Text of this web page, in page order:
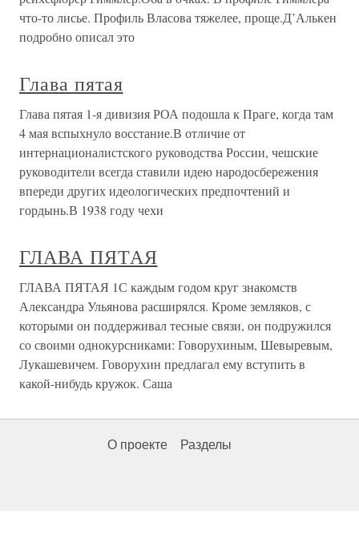
что-то лисье. Профиль Власова тяжелее, проще.Д’Алькен
подробно описал это
Глава пятая
Глава пятая 1-я дивизия РОА подошла к Праге, когда там
4 мая вспыхнуло восстание.В отличие от
интернационалистского руководства России, чешские
руководители всегда ставили идею народосбережения
впереди других идеологических предпочтений и
гордынь.В 1938 году чехи
ГЛАВА ПЯТАЯ
ГЛАВА ПЯТАЯ 1С каждым годом круг знакомств
Александра Ульянова расширялся. Кроме земляков, с
которыми он поддерживал тесные связи, он подружился
со своими однокурсниками: Говорухиным, Шевыревым,
Лукашевичем. Говорухин предлагал ему вступить в
какой-нибудь кружок. Саша
О проекте Разделы